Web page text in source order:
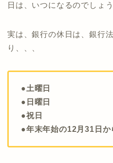
日は、いつになるのでしょ
実は、銀行の休日は、銀行
り、、、
●土曜日
●日曜日
●祝日
●年末年始の12月31日か